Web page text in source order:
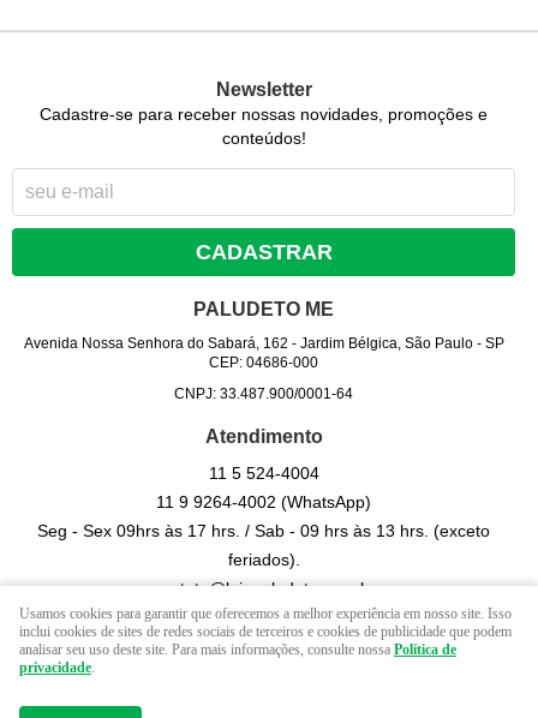
Newsletter
Cadastre-se para receber nossas novidades, promoções e
conteúdos!
CADASTRAR
PALUDETO ME
Avenida Nossa Senhora do Sabará, 162 - Jardim Bélgica, São Paulo- SP
CEP: 04686-000
CNPJ: 33.487.900/0001-64
Atendimento
11 5524-4004
11 9 9264-4002(WhatsApp)
Seg - Sex 09hrs às 17 hrs. / Sab - 09 hrs às 13 hrs. (exceto
feriados).
contato@lojapaludeto.com.br
LOJA VIRTUAL CRIADA POR
Usamos cookies para garantir que oferecemos a melhor experiência em nosso site. Isso
inclui cookies de sites de redes sociais de terceiros e cookies de publicidade que podem
analisar seu uso deste site. Para mais informações, consulte nossa Política de
privacidade.